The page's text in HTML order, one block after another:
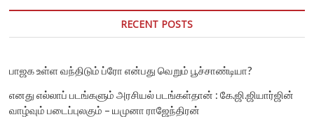
இணைக்கப்பட்டுள்ளார்?
RECENT POSTS
பாஜக உள்ள வந்திடும் ப்ரோ என்பது வெறும் பூச்சாண்டியா?
எனது எல்லாப் படங்களும் அரசியல் படங்கள்தான் : கே.ஜி.ஜியார்ஜின்
வாழ்வும் படைப்புலகும் – யமுனா ராஜேந்திரன்